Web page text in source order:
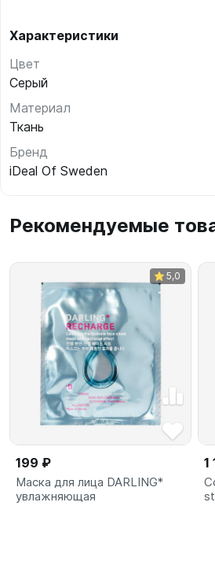
Характеристики
Цвет
Серый
Материал
Ткань
Бренд
iDeal Of Sweden
Рекомендуемые
5,0
199 ₽
Маска для лица DARLING*
увлажняющая
1